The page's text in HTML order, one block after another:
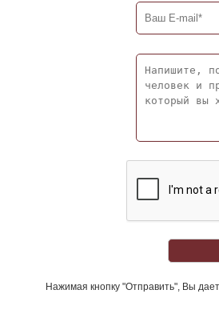
Нажимая кнопку "Отправить", Вы